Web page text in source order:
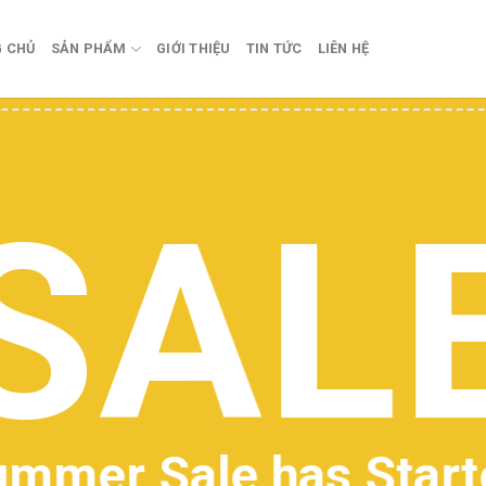
CHỦ SẢN PHẨM GIỚI THIỆU TIN TỨC LIÊN HỆ
SHOP
Add any